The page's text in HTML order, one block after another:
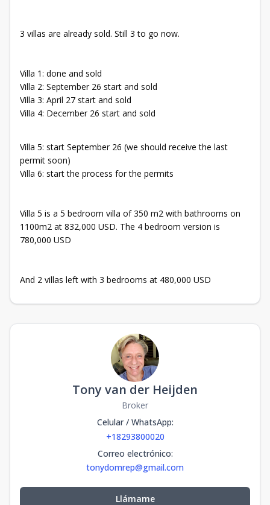
3 villas are already sold. Still 3 to go now.
Villa 1: done and sold
Villa 2: September 26 start and sold
Villa 3: April 27 start and sold
Villa 4: December 26 start and sold
Villa 5: start September 26 (we should receive the last
permit soon)
Villa 6: start the process for the permits
Villa 5 is a 5 bedroom villa of 350 m2 with bathrooms on
1100m2 at 832,000 USD. The 4 bedroom version is
780,000 USD
And 2 villas left with 3 bedrooms at 480,000 USD
Tony van der Heijden
Broker
Celular / WhatsApp:
+18293800020
Correo electrónico:
tonydomrep@gmail.com
Llámame